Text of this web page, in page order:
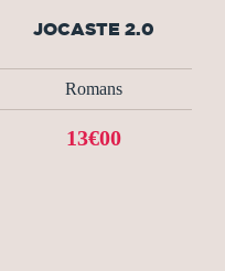
JOCASTE 2.0
Romans
13€00